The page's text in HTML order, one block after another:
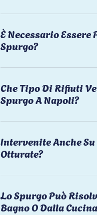
È Necessario
Spurgo?
Che Tipo Di Rifiuti
Spurgo A Napoli?
Intervenite Anche
Otturate?
Lo Spurgo Può
Bagno O Dalla